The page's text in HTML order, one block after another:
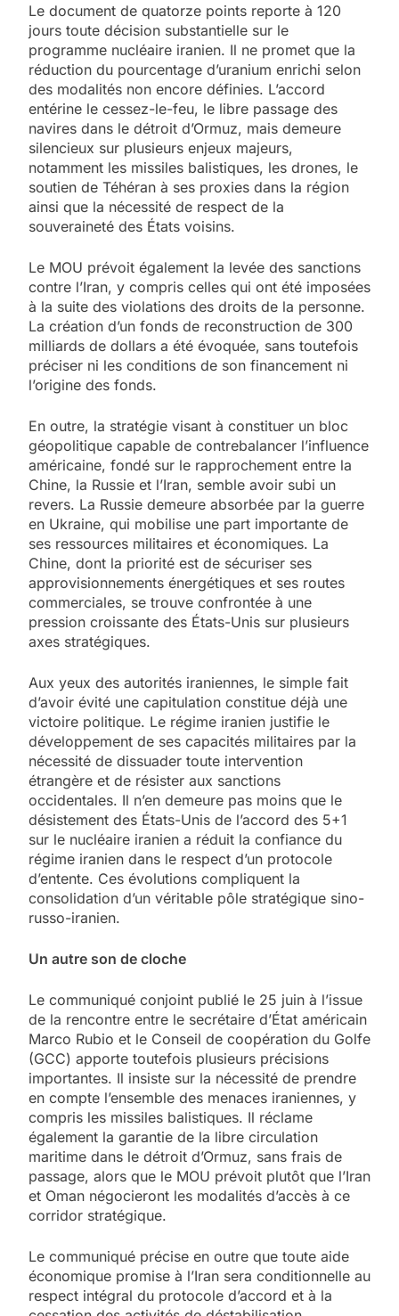
Le document de quatorze points reporte à 120
jours toute décision substantielle sur le
programme nucléaire iranien. Il ne promet que la
réduction du pourcentage d’uranium enrichi selon
des modalités non encore définies. L’accord
entérine le cessez-le-feu, le libre passage des
navires dans le détroit d’Ormuz, mais demeure
silencieux sur plusieurs enjeux majeurs,
notamment les missiles balistiques, les drones, le
soutien de Téhéran à ses proxies dans la région
ainsi que la nécessité de respect de la
souveraineté des États voisins.
Le MOU prévoit également la levée des sanctions
contre l’Iran, y compris celles qui ont été imposées
à la suite des violations des droits de la personne.
La création d’un fonds de reconstruction de 300
milliards de dollars a été évoquée, sans toutefois
préciser ni les conditions de son financement ni
l’origine des fonds.
En outre, la stratégie visant à constituer un bloc
géopolitique capable de contrebalancer l’influence
américaine, fondé sur le rapprochement entre la
Chine, la Russie et l’Iran, semble avoir subi un
revers. La Russie demeure absorbée par la guerre
en Ukraine, qui mobilise une part importante de
ses ressources militaires et économiques. La
Chine, dont la priorité est de sécuriser ses
approvisionnements énergétiques et ses routes
commerciales, se trouve confrontée à une
pression croissante des États-Unis sur plusieurs
axes stratégiques.
Aux yeux des autorités iraniennes, le simple fait
d’avoir évité une capitulation constitue déjà une
victoire politique. Le régime iranien justifie le
développement de ses capacités militaires par la
nécessité de dissuader toute intervention
étrangère et de résister aux sanctions
occidentales. Il n’en demeure pas moins que le
désistement des États-Unis de l’accord des 5+1
sur le nucléaire iranien a réduit la confiance du
régime iranien dans le respect d’un protocole
d’entente. Ces évolutions compliquent la
consolidation d’un véritable pôle stratégique sino-
russo-iranien.
Un autre son de cloche
Le communiqué conjoint publié le 25 juin à l’issue
de la rencontre entre le secrétaire d’État américain
Marco Rubio et le Conseil de coopération du Golfe
(GCC) apporte toutefois plusieurs précisions
importantes. Il insiste sur la nécessité de prendre
en compte l’ensemble des menaces iraniennes, y
compris les missiles balistiques. Il réclame
également la garantie de la libre circulation
maritime dans le détroit d’Ormuz, sans frais de
passage, alors que le MOU prévoit plutôt que l’Iran
et Oman négocieront les modalités d’accès à ce
corridor stratégique.
Le communiqué précise en outre que toute aide
économique promise à l’Iran sera conditionnelle au
respect intégral du protocole d’accord et à la